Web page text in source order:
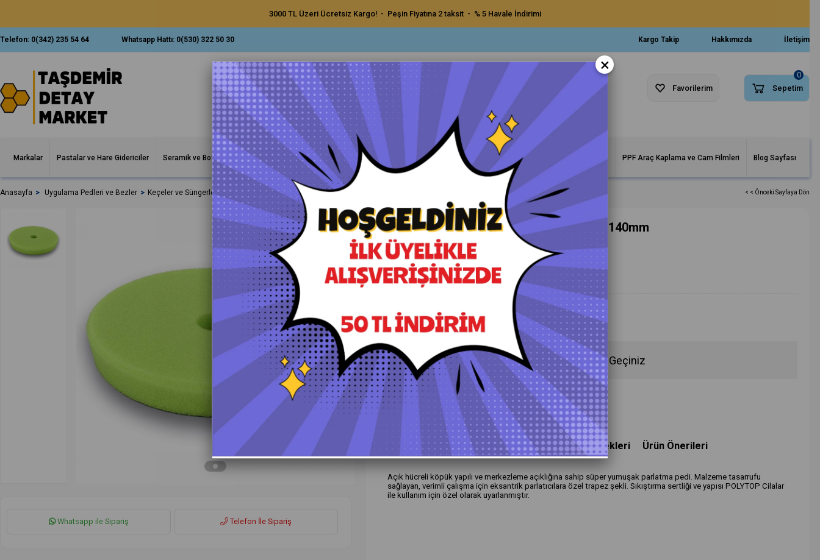
3000 TL Üzeri Ücretsiz Kargo! - Peşin Fiyatına 2 taksit - % 5 Havale İndirimi
Telefon: 0(342) 235 54 64 Whatsapp Hattı: 0(530) 322 50 30 Kargo Takip Hakkımızda İletişim
Sepetim
0
Favorilerim
Markalar Pastalar ve Hare Gidericiler Seramik ve Boya Korumalar İç Bakım Ürünleri Dış Bakım Ürünleri Uygulama Pedleri ve Bezler Aksesuarlar ve Makineler PPF Araç Kaplama ve Cam Filmleri Blog Sayfası
Anasayfa Uygulama Pedleri ve Bezler Keçeler ve Süngerler Polytop Orbital Uyumlu Yeşil Cila Süngeri 140mm < < Önceki Sayfaya Dön
Whatsapp ile Sipariş Telefon İle Sipariş
Polytop Orbital Uyumlu Yeşil Cila Süngeri 140mm
Orijinal Ürün - Yetkili Satıcı - Hızlı Kargo
₺550,00
Havale ile Ödeme
₺522,50
Daha Fazla Keçeler ve Süngerler
Lütfen İletişime Geçiniz
Ürün Özellikleri Yorumlar(0) Ödeme Seçenekleri Ürün Önerileri
Açık hücreli köpük yapılı ve merkezleme açıklığına sahip süper yumuşak parlatma pedi. Malzeme tasarrufu
sağlayan, verimli çalışma için eksantrik parlatıcılara özel trapez şekli. Sıkıştırma sertliği ve yapısı POLYTOP Cilalar
ile kullanım için özel olarak uyarlanmıştır.
×